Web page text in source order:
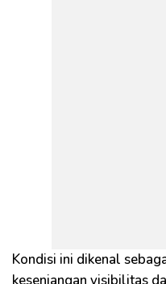
Kondisi ini dikenal
kesenjangan visibilitas